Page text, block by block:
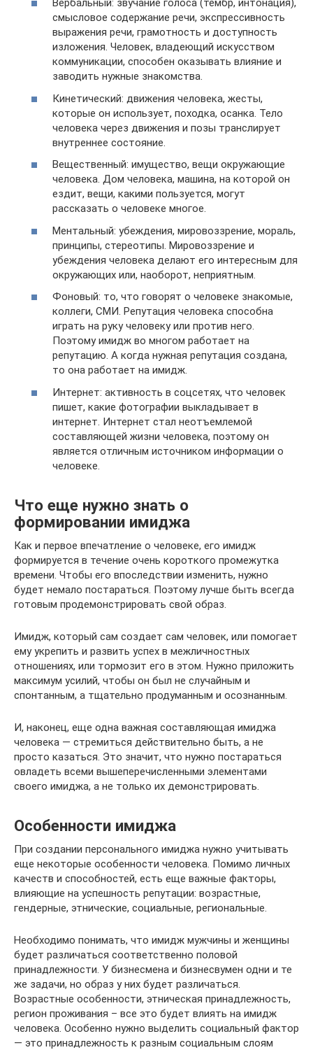
Вербальный: звучание голоса (тембр, интонация),
смысловое содержание речи, экспрессивность
выражения речи, грамотность и доступность
изложения. Человек, владеющий искусством
коммуникации, способен оказывать влияние и
заводить нужные знакомства.
Кинетический: движения человека, жесты,
которые он использует, походка, осанка. Тело
человека через движения и позы транслирует
внутреннее состояние.
Вещественный: имущество, вещи окружающие
человека. Дом человека, машина, на которой он
ездит, вещи, какими пользуется, могут
рассказать о человеке многое.
Ментальный: убеждения, мировоззрение, мораль,
принципы, стереотипы. Мировоззрение и
убеждения человека делают его интересным для
окружающих или, наоборот, неприятным.
Фоновый: то, что говорят о человеке знакомые,
коллеги, СМИ. Репутация человека способна
играть на руку человеку или против него.
Поэтому имидж во многом работает на
репутацию. А когда нужная репутация создана,
то она работает на имидж.
Интернет: активность в соцсетях, что человек
пишет, какие фотографии выкладывает в
интернет. Интернет стал неотъемлемой
составляющей жизни человека, поэтому он
является отличным источником информации о
человеке.
Что еще нужно знать о
формировании имиджа
Как и первое впечатление о человеке, его имидж
формируется в течение очень короткого промежутка
времени. Чтобы его впоследствии изменить, нужно
будет немало постараться. Поэтому лучше быть всегда
готовым продемонстрировать свой образ.
Имидж, который сам создает сам человек, или помогает
ему укрепить и развить успех в межличностных
отношениях, или тормозит его в этом. Нужно приложить
максимум усилий, чтобы он был не случайным и
спонтанным, а тщательно продуманным и осознанным.
И, наконец, еще одна важная составляющая имиджа
человека — стремиться действительно быть, а не
просто казаться. Это значит, что нужно постараться
овладеть всеми вышеперечисленными элементами
своего имиджа, а не только их демонстрировать.
Особенности имиджа
При создании персонального имиджа нужно учитывать
еще некоторые особенности человека. Помимо личных
качеств и способностей, есть еще важные факторы,
влияющие на успешность репутации: возрастные,
гендерные, этнические, социальные, региональные.
Необходимо понимать, что имидж мужчины и женщины
будет различаться соответственно половой
принадлежности. У бизнесмена и бизнесвумен одни и те
же задачи, но образ у них будет различаться.
Возрастные особенности, этническая принадлежность,
регион проживания – все это будет влиять на имидж
человека. Особенно нужно выделить социальный фактор
— это принадлежность к разным социальным слоям